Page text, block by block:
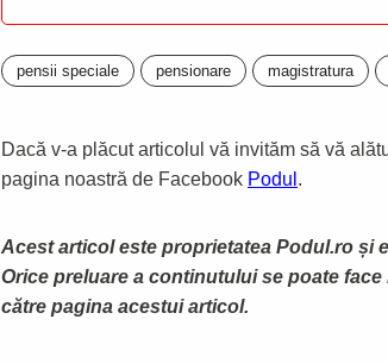
pensii speciale pensionare magistratura
Dacă v-a plăcut articolul vă invităm să vă
pagina noastră de Facebook Podul .
Acest articol este proprietatea Podul.ro și
Orice preluare a continutului se poate
către pagina acestui articol.